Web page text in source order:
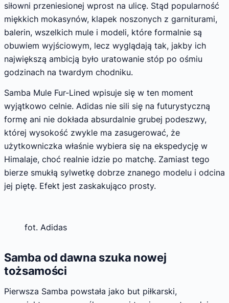
siłowni przeniesionej wprost na ulicę. Stąd popularność
miękkich mokasynów, klapek noszonych z garniturami,
balerin, wszelkich mule i modeli, które formalnie są
obuwiem wyjściowym, lecz wyglądają tak, jakby ich
największą ambicją było uratowanie stóp po ośmiu
godzinach na twardym chodniku.
Samba Mule Fur-Lined wpisuje się w ten moment
wyjątkowo celnie. Adidas nie sili się na futurystyczną
formę ani nie dokłada absurdalnie grubej podeszwy,
której wysokość zwykle ma zasugerować, że
użytkowniczka właśnie wybiera się na ekspedycję w
Himalaje, choć realnie idzie po matchę. Zamiast tego
bierze smukłą sylwetkę dobrze znanego modelu i odcina
jej piętę. Efekt jest zaskakująco prosty.
fot. Adidas
Samba od dawna szuka nowej
tożsamości
Pierwsza Samba powstała jako but piłkarski,